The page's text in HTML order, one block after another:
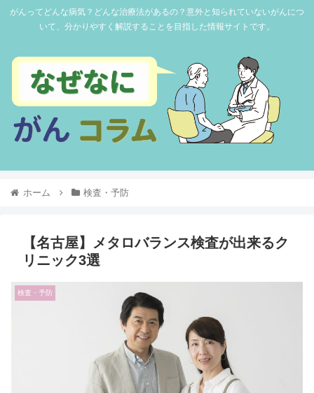
がんってどんな病気？どんな治療法があるの？意外と知られていないがんにつ
いて、分かりやすく解説することを目指した情報サイトです。
ホーム 検査・予防
【名古屋】メタロバランス検査が出来るク
リニック3選
検査・予防